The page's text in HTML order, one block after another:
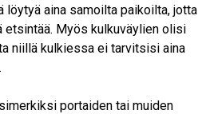
löytyä aina samoilta paikoilta, jotta
Myös kulkuväylien olisi
niillä kulkiessa ei tarvitsisi aina
portaiden tai muiden